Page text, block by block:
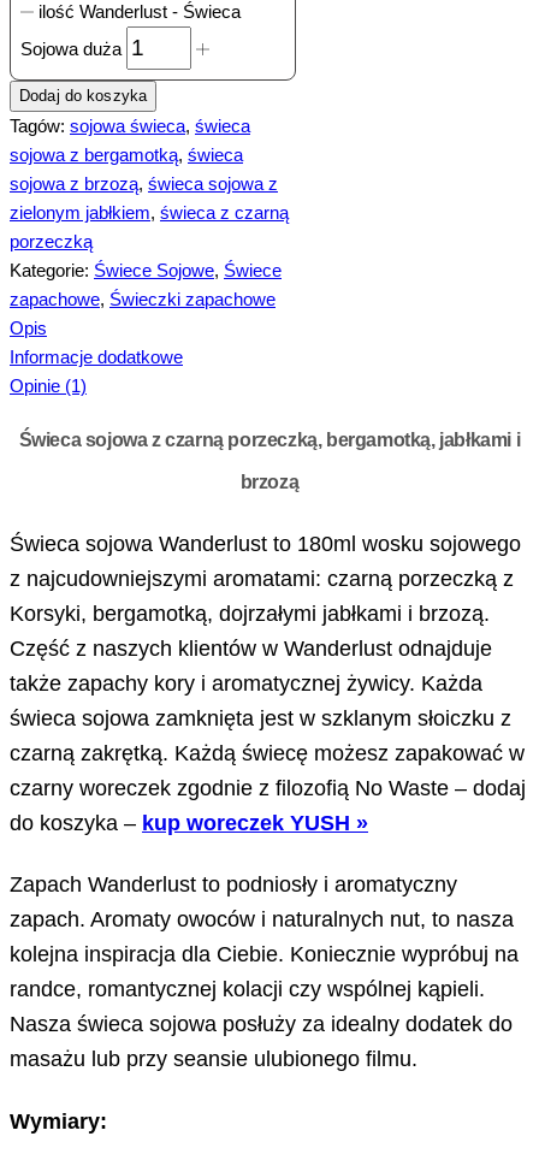
ilość Wanderlust - Świeca
Sojowa duża
Dodaj do koszyka
Tagów: sojowa świeca, świeca
sojowa z bergamotką, świeca
sojowa z brzozą, świeca sojowa z
zielonym jabłkiem, świeca z czarną
porzeczką
Kategorie: Świece Sojowe, Świece
zapachowe, Świeczki zapachowe
Opis
Informacje dodatkowe
Opinie (1)
Świeca sojowa z czarną porzeczką, bergamotką, jabłkami i
brzozą
Świeca sojowa Wanderlust to 180ml wosku sojowego
z najcudowniejszymi aromatami: czarną porzeczką z
Korsyki, bergamotką, dojrzałymi jabłkami i brzozą.
Część z naszych klientów w Wanderlust odnajduje
także zapachy kory i aromatycznej żywicy. Każda
świeca sojowa zamknięta jest w szklanym słoiczku z
czarną zakrętką. Każdą świecę możesz zapakować w
czarny woreczek zgodnie z filozofią No Waste – dodaj
do koszyka – kup woreczek YUSH »
Zapach Wanderlust to podniosły i aromatyczny
zapach. Aromaty owoców i naturalnych nut, to nasza
kolejna inspiracja dla Ciebie. Koniecznie wypróbuj na
randce, romantycznej kolacji czy wspólnej kąpieli.
Nasza świeca sojowa posłuży za idealny dodatek do
masażu lub przy seansie ulubionego filmu.
Wymiary: